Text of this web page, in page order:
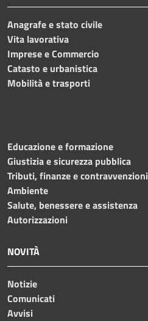
Anagrafe e stato civile
Vita lavorativa
Imprese e Commercio
Catasto e urbanistica
Mobilità e trasporti
Educazione e formazione
Giustizia e sicurezza pubblica
Tributi, finanze e contravvenzioni
Ambiente
Salute, benessere e assistenza
Autorizzazioni
NOVITÀ
Notizie
Comunicati
Avvisi